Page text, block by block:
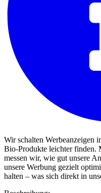
Wir schalten Werbeanzeigen
Bio-Produkte leichter finden.
messen wir, wie gut unsere
unsere Werbung gezielt
halten – was sich direkt in